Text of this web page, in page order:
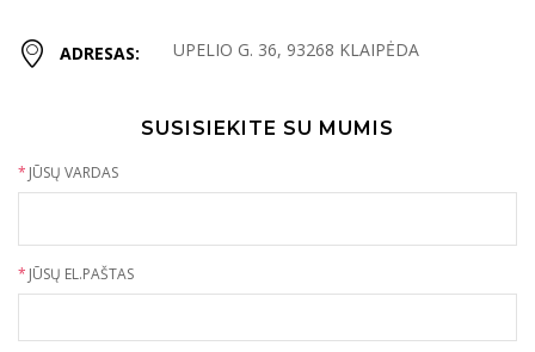
ADRESAS: UPELIO G. 36, 93268 KLAIPĖDA
SUSISIEKITE SU MUMIS
* JŪSŲ VARDAS
* JŪSŲ EL.PAŠTAS